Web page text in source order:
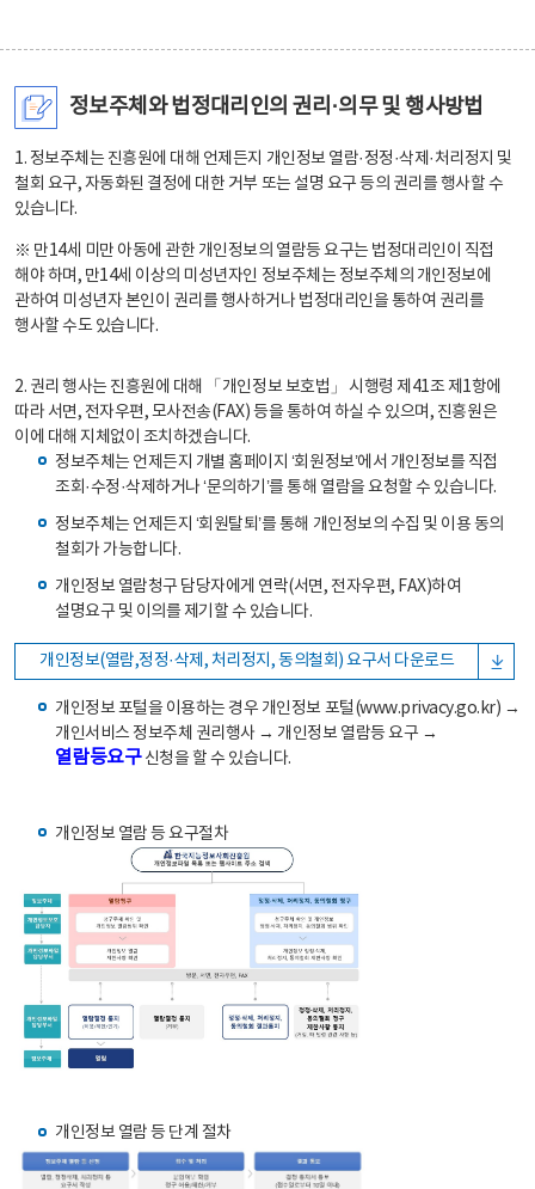
정보주체와 법정대리인의 권리·의무 및 행사방법
1. 정보주체는 진흥원에 대해 언제든지 개인정보 열람·정정·삭제·처리정지 및
철회 요구, 자동화된 결정에 대한 거부 또는 설명 요구 등의 권리를 행사할 수
있습니다.
※ 만14세 미만 아동에 관한 개인정보의 열람등 요구는 법정대리인이 직접
해야 하며, 만14세 이상의 미성년자인 정보주체는 정보주체의 개인정보에
관하여 미성년자 본인이 권리를 행사하거나 법정대리인을 통하여 권리를
행사할 수도 있습니다.
2. 권리 행사는 진흥원에 대해 「개인정보 보호법」 시행령 제41조 제1항에
따라 서면, 전자우편, 모사전송(FAX) 등을 통하여 하실 수 있으며, 진흥원은
이에 대해 지체없이 조치하겠습니다.
정보주체는 언제든지 개별 홈페이지 ‘회원정보’에서 개인정보를 직접
조회·수정·삭제하거나 ‘문의하기’를 통해 열람을 요청할 수 있습니다.
정보주체는 언제든지 ‘회원탈퇴’를 통해 개인정보의 수집 및 이용 동의
철회가 가능합니다.
개인정보 열람청구 담당자에게 연락(서면, 전자우편, FAX)하여
설명요구 및 이의를 제기할 수 있습니다.
개인정보(열람,정정·삭제, 처리정지, 동의철회) 요구서 다운로드
개인정보 포털을 이용하는 경우 개인정보 포털(www.privacy.go.kr) →
개인서비스 정보주체 권리행사 → 개인정보 열람등 요구 →
열람등요구신청을 할 수 있습니다.
개인정보 열람 등 요구절차
개인정보 열람 등 단계 절차